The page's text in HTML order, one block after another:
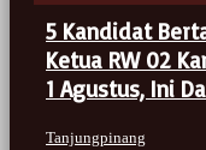
5 Kandidat
Ketua RW 02
1 Agustus, Ini
Tanjungpinang